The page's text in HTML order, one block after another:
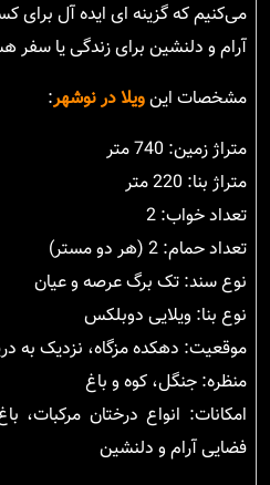
می‌کنیم که گزینه ای ایده آل
آرام و دلنشین برای زندگی یا سفر
مشخصات اینویلا در نوشهر:
متراژ زمین: 740 متر
متراژ بنا: 220 متر
تعداد خواب: 2
تعداد حمام: 2 (هر دو مستر)
نوع سند: تک برگ عرصه و عیان
نوع بنا: ویلایی دوبلکس
موقعیت: دهکده مزگاه، نزدیک به
منظره: جنگل، کوه و باغ
امکانات: انواع درختان مرکبات،
فضایی آرام و دلنشین